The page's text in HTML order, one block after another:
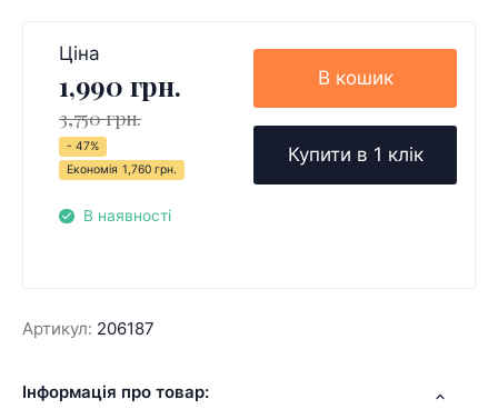
Ціна
1,990 грн.
3,750 грн.
- 47%
Економія 1,760 грн.
В наявності
В кошик
Купити в 1 клік
Артикул: 206187
Інформація про товар: